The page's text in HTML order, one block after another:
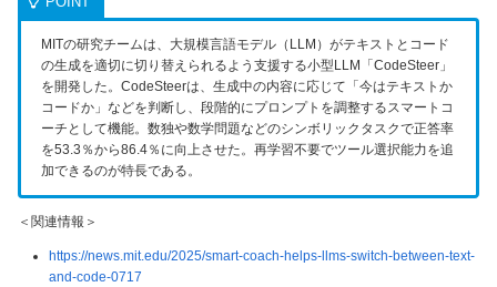
MITの研究チームは、大規模言語モデル（LLM）がテキストとコード
の生成を適切に切り替えられるよう支援する小型LLM「CodeSteer」
を開発した。CodeSteerは、生成中の内容に応じて「今はテキストか
コードか」などを判断し、段階的にプロンプトを調整するスマートコ
ーチとして機能。数独や数学問題などのシンボリックタスクで正答率
を53.3％から86.4％に向上させた。再学習不要でツール選択能力を追
加できるのが特長である。
＜関連情報＞
https://news.mit.edu/2025/smart-coach-helps-llms-switch-between-text-
and-code-0717